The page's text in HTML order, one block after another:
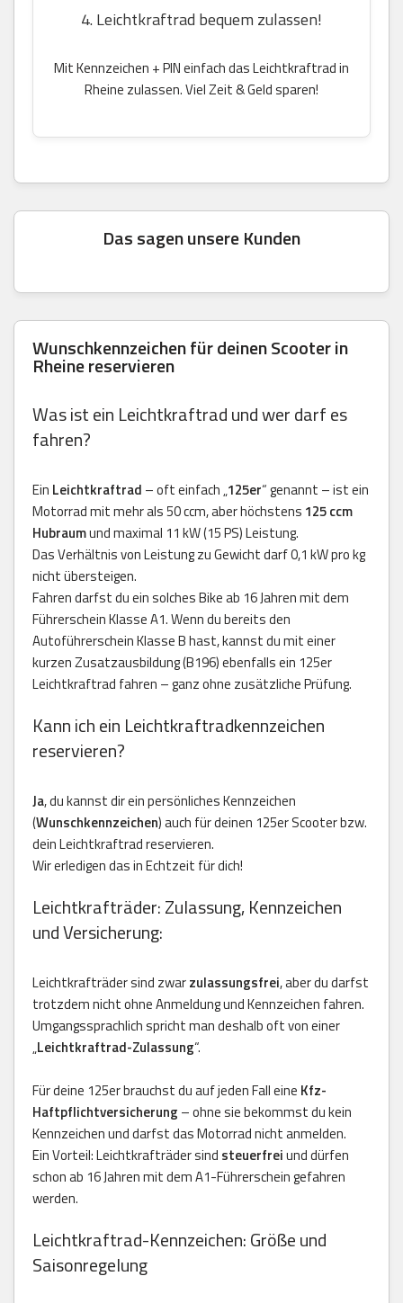
4. Leichtkraftrad bequem zulassen!
Mit Kennzeichen + PIN einfach das Leichtkraftrad in
Rheine zulassen. Viel Zeit & Geld sparen!
Das sagen unsere Kunden
Wunschkennzeichen für deinen Scooter in
Rheine reservieren
Was ist ein Leichtkraftrad und wer darf es
fahren?
Ein Leichtkraftrad – oft einfach „125er“ genannt – ist ein
Motorrad mit mehr als 50 ccm, aber höchstens 125 ccm
Hubraumund maximal 11 kW (15 PS) Leistung.
Das Verhältnis von Leistung zu Gewicht darf 0,1 kW pro kg
nicht übersteigen.
Fahren darfst du ein solches Bike ab 16 Jahren mit dem
Führerschein Klasse A1. Wenn du bereits den
Autoführerschein Klasse B hast, kannst du mit einer
kurzen Zusatzausbildung (B196) ebenfalls ein 125er
Leichtkraftrad fahren – ganz ohne zusätzliche Prüfung.
Kann ich ein Leichtkraftradkennzeichen
reservieren?
Ja, du kannst dir ein persönliches Kennzeichen
(Wunschkennzeichen) auch für deinen 125er Scooter bzw.
dein Leichtkraftrad reservieren.
Wir erledigen das in Echtzeit für dich!
Leichtkrafträder: Zulassung, Kennzeichen
und Versicherung:
Leichtkrafträder sind zwarzulassungsfrei, aber du darfst
trotzdem nicht ohne Anmeldung und Kennzeichen fahren.
Umgangssprachlich spricht man deshalb oft von einer
„Leichtkraftrad-Zulassung“.
Für deine 125er brauchst du auf jeden Fall eine Kfz-
Haftpflichtversicherung – ohne sie bekommst du kein
Kennzeichen und darfst das Motorrad nicht anmelden.
Ein Vorteil: Leichtkrafträder sind steuerfreiund dürfen
schon ab 16 Jahren mit dem A1-Führerschein gefahren
werden.
Leichtkraftrad-Kennzeichen: Größe und
Saisonregelung